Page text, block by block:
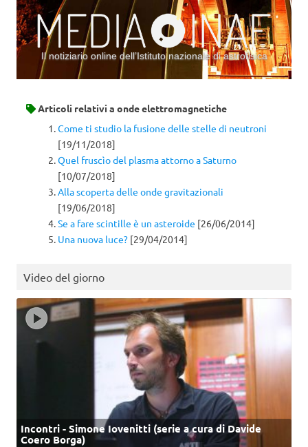
Il notiziario online dell’Istituto nazionale di astrofisica
Articoli relativi a onde elettromagnetiche
Come ti studio la fusione delle stelle di neutroni
[19/11/2018]
Quel fruscìo del plasma attorno a Saturno
[10/07/2018]
Alla scoperta delle onde gravitazionali
[19/06/2018]
Se a fare scintille è un asteroide [26/06/2014]
Una nuova luce? [29/04/2014]
Video del giorno
Incontri - Simone Iovenitti (serie a cura di Davide
Coero Borga)